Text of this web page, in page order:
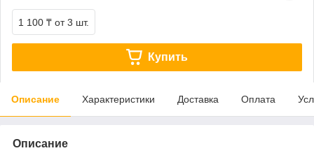
1 100 ₸ от 3 шт.
Купить
Описание Характеристики Доставка Оплата
Описание